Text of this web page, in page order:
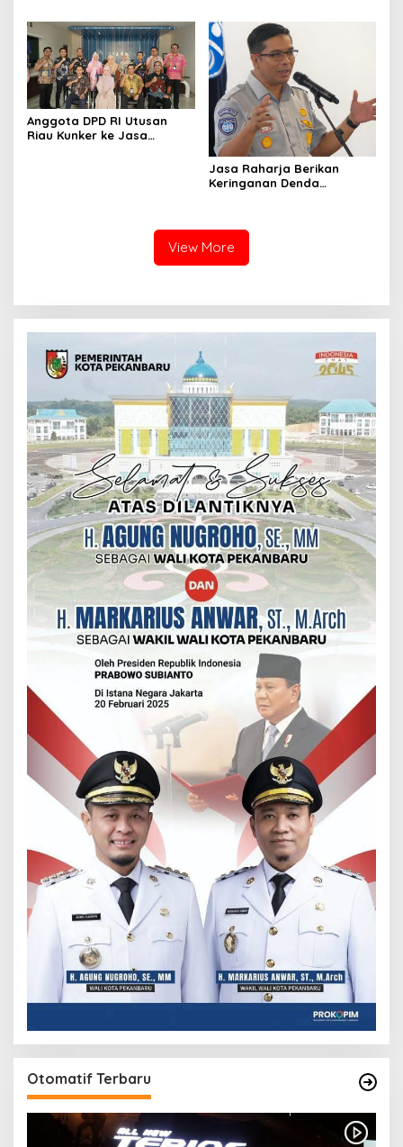
Anggota DPD RI Utusan
Riau Kunker ke Jasa
Jasa Raharja Berikan
Keringanan Denda
View More
Otomatif Terbaru